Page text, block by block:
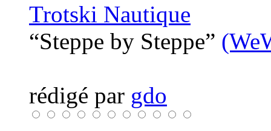
Trotski Nautique
“Steppe by Steppe”
rédigé par gdo